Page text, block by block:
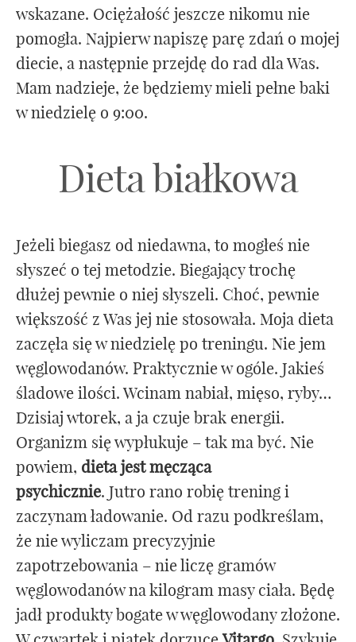
wskazane. Ociężałość jeszcze nikomu nie
pomogła. Najpierw napiszę parę zdań o mojej
diecie, a następnie przejdę do rad dla Was.
Mam nadzieje, że będziemy mieli pełne baki
w niedzielę o 9:00.
Dieta białkowa
Jeżeli biegasz od niedawna, to mogłeś nie
słyszeć o tej metodzie. Biegający trochę
dłużej pewnie o niej słyszeli. Choć, pewnie
większość z Was jej nie stosowała. Moja dieta
zaczęła się w niedzielę po treningu. Nie jem
węglowodanów. Praktycznie w ogóle. Jakieś
śladowe ilości. Wcinam nabiał, mięso, ryby…
Dzisiaj wtorek, a ja czuje brak energii.
Organizm się wypłukuje – tak ma być. Nie
powiem, dieta jest męcząca
psychicznie. Jutro rano robię trening i
zaczynam ładowanie. Od razu podkreślam,
że nie wyliczam precyzyjnie
zapotrzebowania – nie liczę gramów
węglowodanów na kilogram masy ciała. Będę
jadł produkty bogate w węglowodany złożone.